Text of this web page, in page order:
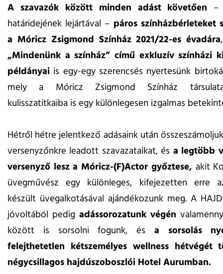
A szavazók között minden adást követően –
határidejének lejártával – páros színházbérleteket
a Móricz Zsigmond Színház 2021/22-es évadára
„Mindenünk a színház” című exkluzív színházi
példányai is egy-egy szerencsés nyertesünk
mely a Móricz Zsigmond Színház
kulisszatitkaiba is egy különlegesen izgalmas
Hétről hétre jelentkező adásaink után
versenyzőnkre leadott szavazataikat, és a legtöbb
versenyző lesz a Móricz-(F)Actor győztese, akit
üvegművész egy különleges, kifejezetten erre
készült üvegalkotásával ajándékozunk meg. A
jóvoltából pedig adássorozatunk végén
között is sorsolni fogunk, és a sorsolás
felejthetetlen kétszemélyes wellness
négycsillagos hajdúszoboszlói Hotel Aurumban.